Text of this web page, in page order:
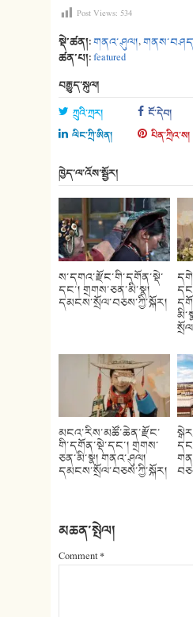
Post Views: 534
སྡེ་ཚན།:གནའ་ཤུལ།,
ཚན་པ།:featured
བརྒྱུད་སྐུལ།
ཀྲུའི་ཀྲར། ངོ་དེབ།
ལིང་ཀྲི་ཨིན།
པིན་ཀྲིའ་ས།
ཁྱེད་ལ་འོས་སྦྱོར།
ས་དགའ་རྫོང་གི་དགོན་སྡེ་
དང་། གྲགས་ཅན་མི་སྣ།
དམངས་སྲོལ་བཅས་ཀྱི་སྐོར།
མངའ་རིས་མཚོ་ཆེན་རྫོང་
གི་དགོན་སྡེ་དང་། གྲགས་
ཅན་མི་སྣ། གནའ་ཤུལ།
དམངས་སྲོལ་བཅས་ཀྱི་སྐོར།
མཆན་སྤེལ།
Comment*